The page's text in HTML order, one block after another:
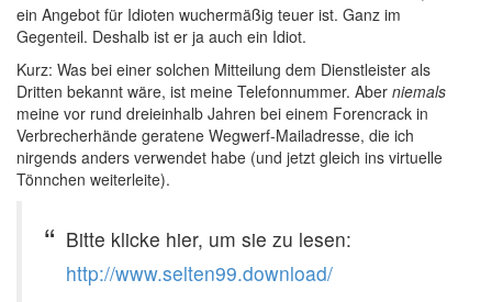
ein Angebot für Idioten wuchermäßig teuer ist. Ganz im
Gegenteil. Deshalb ist er ja auch ein Idiot.
Kurz: Was bei einer solchen Mitteilung dem Dienstleister als
Dritten bekannt wäre, ist meine Telefonnummer. Aber niemals
meine vor rund dreieinhalb Jahren bei einem Forencrack in
Verbrecherhände geratene Wegwerf-Mailadresse, die ich
nirgends anders verwendet habe (und jetzt gleich ins virtuelle
Tönnchen weiterleite).
Bitte klicke hier, um sie zu lesen:
http://www.selten99.download/